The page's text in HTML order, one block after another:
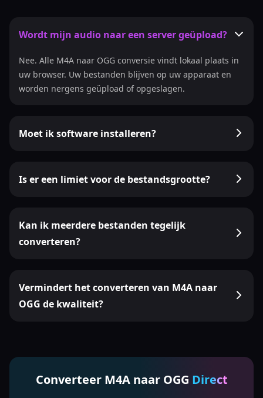
Wordt mijn audio naar een server geüpload?
Nee. Alle M4A naar OGG conversie vindt lokaal plaats in
uw browser. Uw bestanden blijven op uw apparaat en
worden nergens geüpload of opgeslagen.
Moet ik software installeren?
Is er een limiet voor de bestandsgrootte?
Kan ik meerdere bestanden tegelijk
converteren?
Vermindert het converteren van M4A naar
OGG de kwaliteit?
Converteer M4A naar OGG Direct